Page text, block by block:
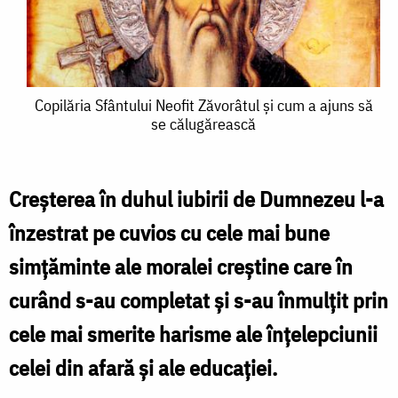
Copilăria
Zăvorâtul
și
cum
ajuns
se
Copilăria Sfântului Neofit Zăvorâtul și cum a ajuns să
se călugărească
Creșterea în duhul iubirii de Dumnezeu l-a
înzestrat pe cuvios cu cele mai bune
simțăminte ale moralei creștine care în
curând s-au completat și s-au înmulțit prin
cele mai smerite harisme ale înțelepciunii
celei din afară și ale educației.